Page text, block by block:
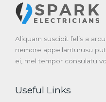
Aliquam suscipit felis a
nemore appellanturusu
ei, mel tempor consulatu
Useful Links